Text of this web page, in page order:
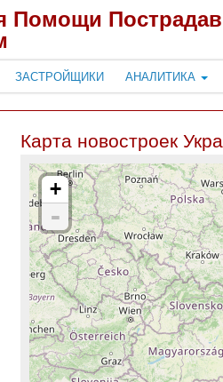
Помощи
ЗАСТРОЙЩИКИ АНАЛИТИКА
Карта новостроек
+
-